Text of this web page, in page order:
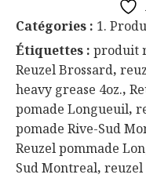
forte
graisse
4oz/113g.
Catégories : 1.
Étiquettes : produit
Reuzel Brossard,
heavy grease 4oz.,
pomade Longueuil,
pomade Rive-Sud
Reuzel pommade
Sud Montreal, reuzel